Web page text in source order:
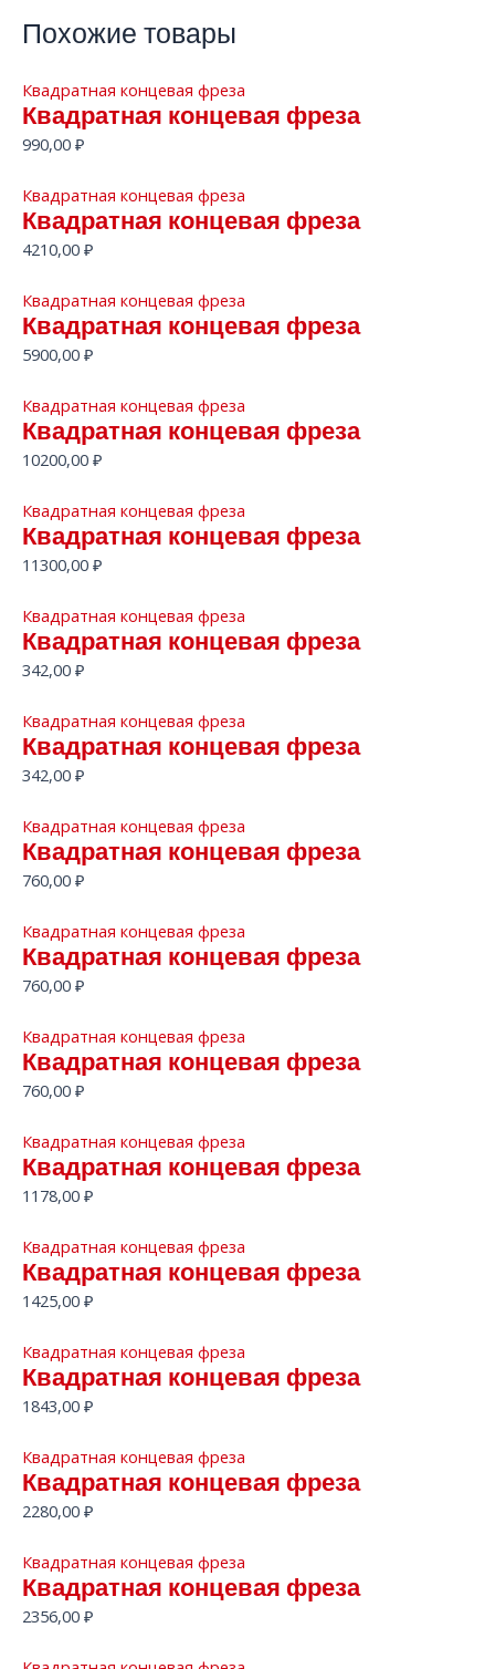
Похожие товары
Квадратная концевая фреза
Квадратная концевая фреза
990,00 ₽
Квадратная концевая фреза
Квадратная концевая фреза
4210,00 ₽
Квадратная концевая фреза
Квадратная концевая фреза
5900,00 ₽
Квадратная концевая фреза
Квадратная концевая фреза
10200,00 ₽
Квадратная концевая фреза
Квадратная концевая фреза
11300,00 ₽
Квадратная концевая фреза
Квадратная концевая фреза
342,00 ₽
Квадратная концевая фреза
Квадратная концевая фреза
342,00 ₽
Квадратная концевая фреза
Квадратная концевая фреза
760,00 ₽
Квадратная концевая фреза
Квадратная концевая фреза
760,00 ₽
Квадратная концевая фреза
Квадратная концевая фреза
760,00 ₽
Квадратная концевая фреза
Квадратная концевая фреза
1178,00 ₽
Квадратная концевая фреза
Квадратная концевая фреза
1425,00 ₽
Квадратная концевая фреза
Квадратная концевая фреза
1843,00 ₽
Квадратная концевая фреза
Квадратная концевая фреза
2280,00 ₽
Квадратная концевая фреза
Квадратная концевая фреза
2356,00 ₽